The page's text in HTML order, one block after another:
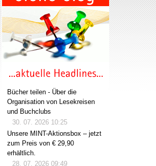
Bücher teilen - Über die
Organisation von Lesekreisen
und Buchclubs
30. 07. 2026 10:25
Unsere MINT-Aktionsbox – jetzt
zum Preis von € 29,90
erhältlich.
28. 07. 2026 09:49